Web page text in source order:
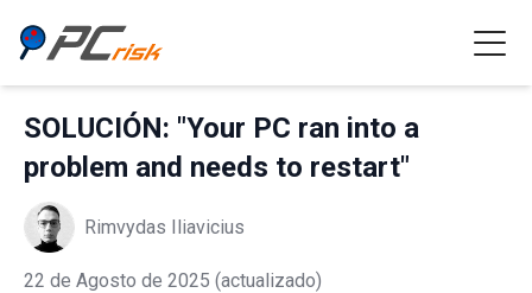
SOLUCIÓN: "Your PC ran into a
problem and needs to restart"
Rimvydas Iliavicius
22 de Agosto de 2025 (actualizado)